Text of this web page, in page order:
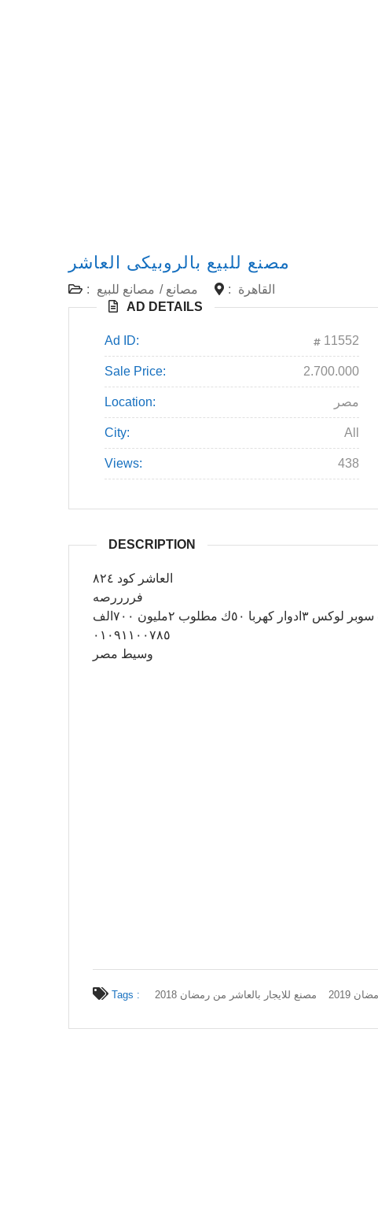
مصنع للبيع بالروبيكى العاشر
: مصانع / مصانع للبيع :
القاهرة
AD DETAILS
Ad ID: 11552
Sale Price: 2.700.000
Location: مصر
City: All
Views: 438
DESCRIPTION
العاشر كود ٨٢٤
فررررصه
٠١٠٩١١٠٠٧٨٥
وسيط مصر
Tags : 2019 مصنع للايجار بالعاشر من رمضان 2018